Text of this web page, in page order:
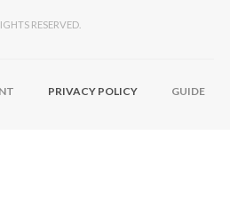
RESERVED.
PRIVACY POLICY GUIDE